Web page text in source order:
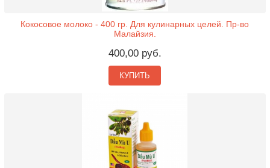
Кокосовое молоко - 400 гр. Для кулинарных целей. Пр-во
Малайзия.
400,00 руб.
КУПИТЬ